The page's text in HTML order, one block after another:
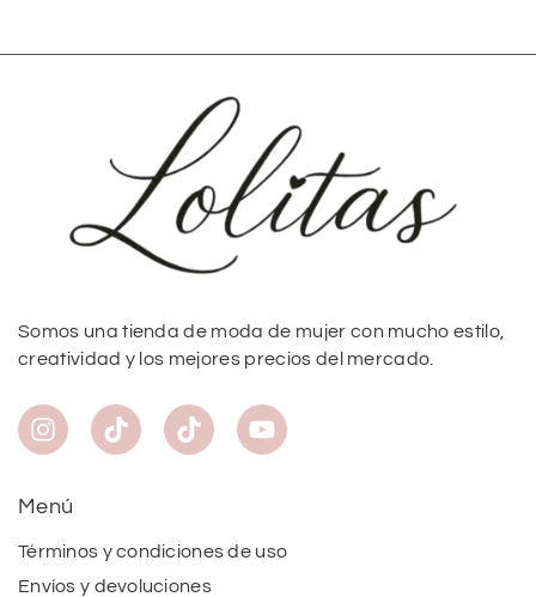
Somos una tienda de moda de mujer con mucho estilo,
creatividad y los mejores precios del mercado.
Menú
Términos y condiciones de uso
Envíos y devoluciones